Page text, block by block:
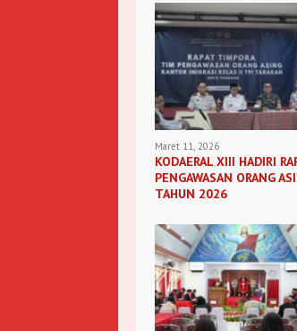
Maret 11, 2026
KODAERAL XIII HADIRI
PENGAWASAN ORANG
TAHUN 2026